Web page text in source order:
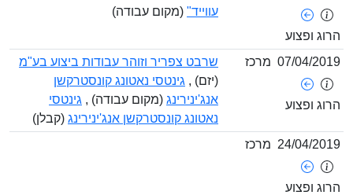
ופצוע
(מקום עבודה)
07/04/
ופצוע
מרכז
שרבט צפריר וזוהר עבודות ביצוע בע"מ
גינטסי נאטונג קונסטרקשן
אנג'ינירינג(מקום עבודה) ,גינטסי
נאטונג קונסטרקשן אנג'ינירינג(קבלן)
24/04/
ופצוע
מרכז